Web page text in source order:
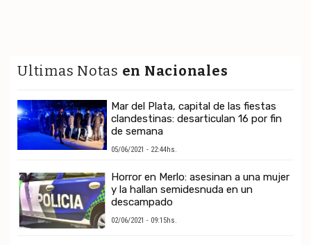
Ultimas Notas en Nacionales
Mar del Plata, capital de las fiestas
clandestinas: desarticulan 16 por fin
de semana
05/06/2021 - 22:44hs.
Horror en Merlo: asesinan a una mujer
y la hallan semidesnuda en un
descampado
02/06/2021 - 09:15hs.